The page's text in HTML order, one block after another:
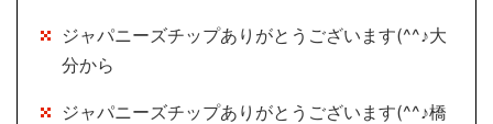
ジャパニーズチップありがとうございます(^^♪大
分から
ジャパニーズチップありがとうございます(^^♪橋